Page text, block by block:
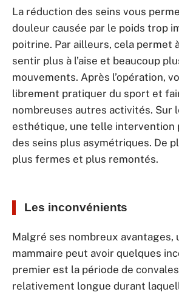
La réduction des seins vous
douleur causée par le poids trop
poitrine. Par ailleurs, cela permet
sentir plus à l’aise et beaucoup
mouvements. Après l’opération,
librement pratiquer du sport et
nombreuses autres activités. Sur
esthétique, une telle intervention
des seins plus asymétriques. De
plus fermes et plus remontés.
Les inconvénients
Malgré ses nombreux avantages,
mammaire peut avoir quelques
premier est la période de
relativement longue durant